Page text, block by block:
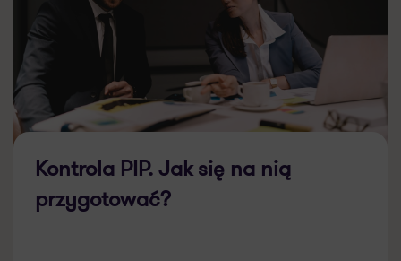
Kontrola PIP. Jak się na nią
przygotować?